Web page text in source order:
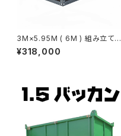
3M×5.95M ( 6M ) 組み立て式
ユニットハウス 黒 ブラック 5.4
坪 スーパーコンテナ プレハブ
¥318,000